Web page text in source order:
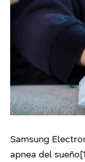
Samsung
apnea del